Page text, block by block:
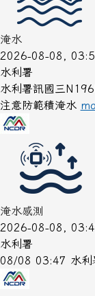
淹水
2026-08-08,
水利署
水利署訊國三
注意防範積淹水
淹水感測
2026-08-08,
水利署
08/08 03:47 水利